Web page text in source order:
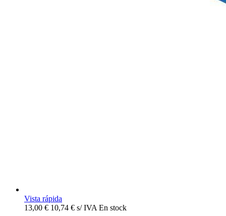
Vista rápida
13,00 € 10,74 € s/ IVA En stock